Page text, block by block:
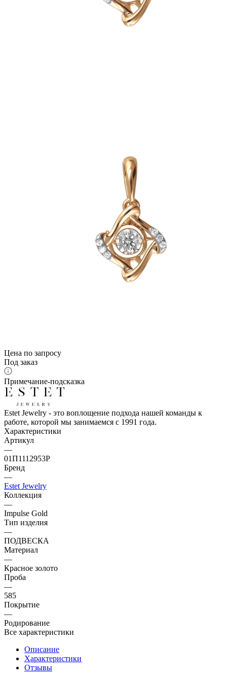
Цена по запросу
Под заказ
Примечание-подсказка
Estet Jewelry - это воплощение подхода нашей команды к
работе, которой мы занимаемся с 1991 года.
Характеристики
Артикул
—
01П1112953Р
Бренд
—
Estet Jewelry
Коллекция
—
Impulse Gold
Тип изделия
—
ПОДВЕСКА
Материал
—
Красное золото
Проба
—
585
Покрытие
—
Родирование
Все характеристики
Описание
Характеристики
Отзывы